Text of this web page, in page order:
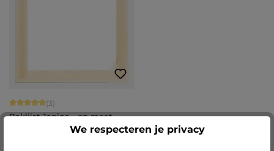
Gemiddelde waardering van 5 van 5 sterren
(3)
Baklijst Janina - op maat
Varianten van € 7,45
We respecteren je privacy